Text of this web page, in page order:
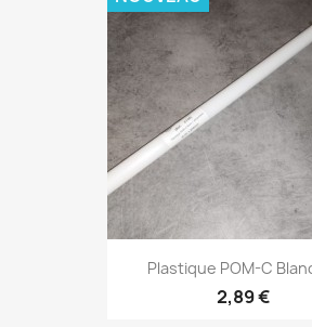
Plastique POM-C
2,89 €